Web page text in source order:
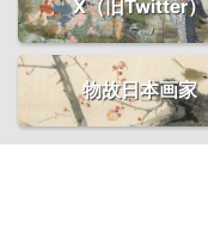
X（旧Twitter）
物故日本画家